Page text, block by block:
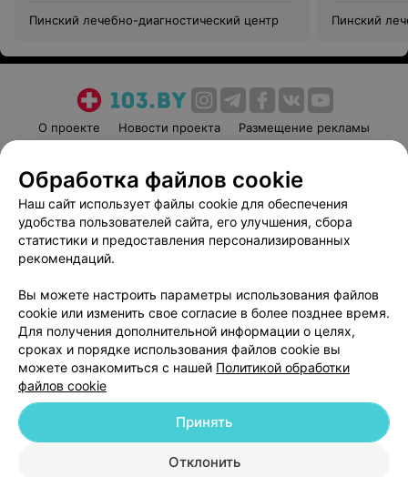
Пинский лечебно-диагностический центр Пинский
О проекте Новости проекта
Размещение рекламы
Пользовательское соглашение
Способы оплаты
Вакансии
Партнеры
Написать руководителю 103.by
Обработка персональных данных
© 2026 ООО «Артокс Лаб», УНП 191700409
| 220012, Республика Беларусь,
Обработка файлов cookie
Наш сайт использует файлы cookie для обеспечения
удобства пользователей сайта, его улучшения, сбора
статистики и предоставления персонализированных
рекомендаций.
Вы можете настроить параметры использования файлов
cookie или изменить свое согласие в более позднее время.
Для получения дополнительной информации о целях,
сроках и порядке использования файлов cookie вы
можете ознакомиться с нашей Политикой обработки
файлов cookie
Отклонить
Принять